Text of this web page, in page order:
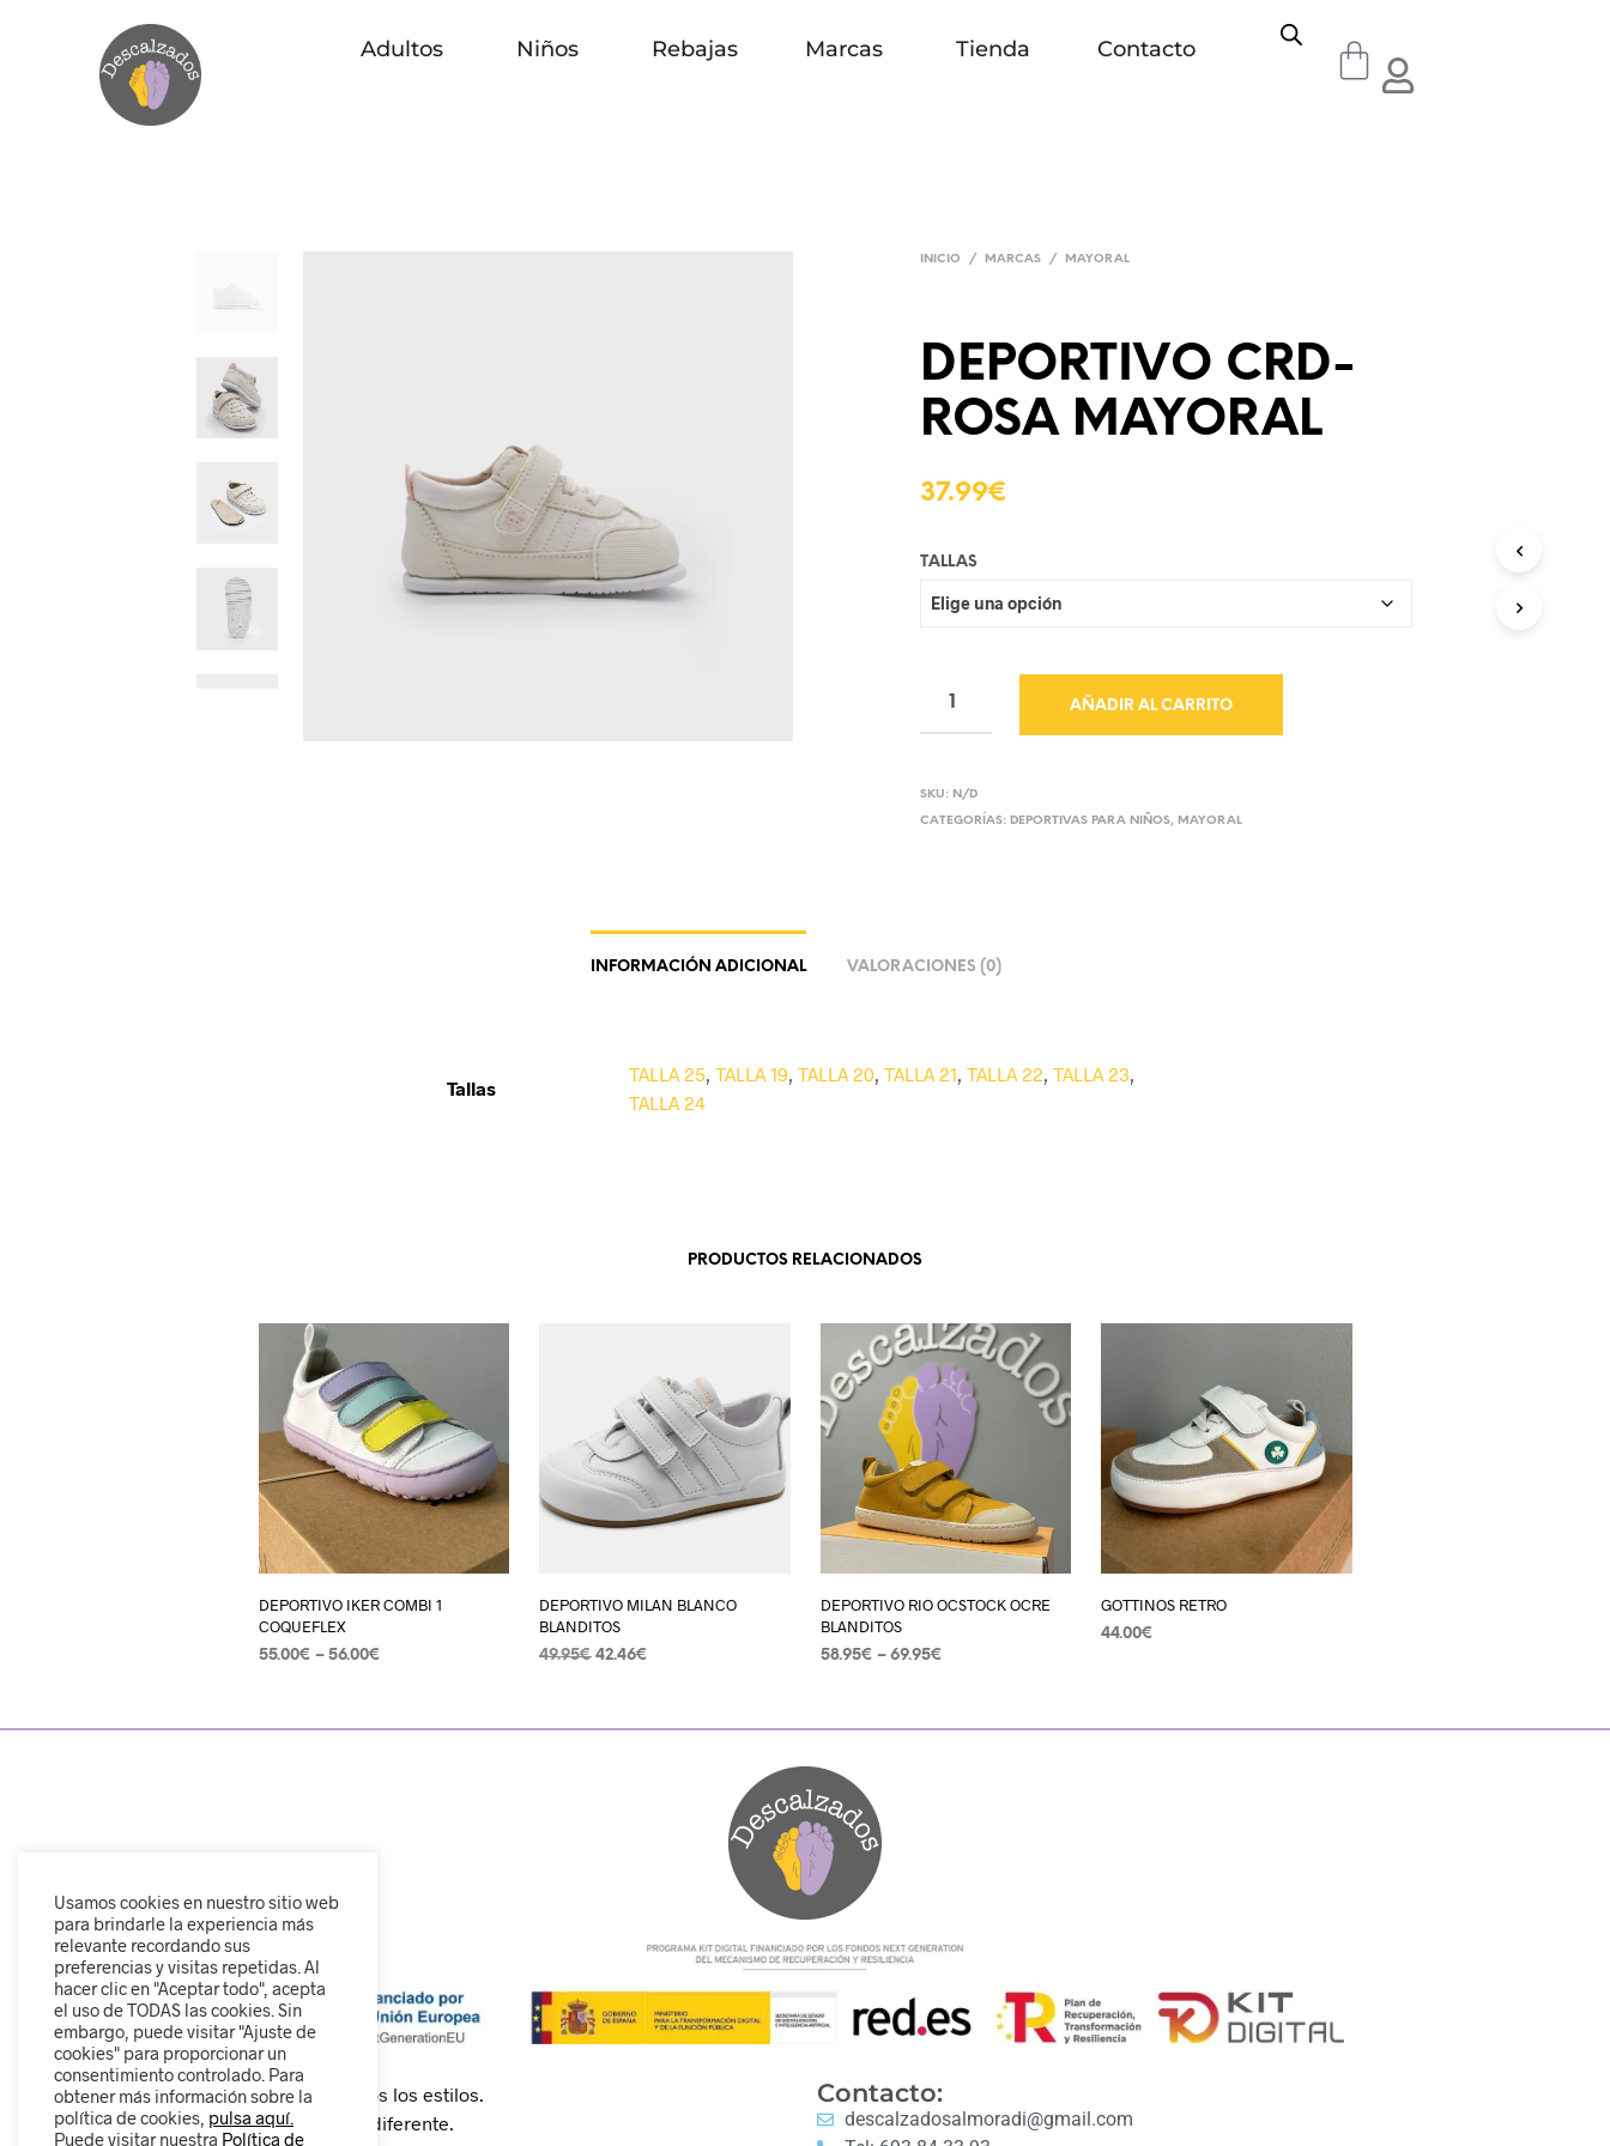
Adultos Niños Rebajas Marcas Tienda Contacto
INICIO / MARCAS / MAYORAL
DEPORTIVO CRD-
ROSA MAYORAL
37.99€
TALLAS
AÑADIR AL CARRITO
SKU: N/D
CATEGORÍAS: DEPORTIVAS PARA NIÑOS, MAYORAL
INFORMACIÓN ADICIONAL VALORACIONES (0)
Tallas
TALLA 25 TALLA 19 TALLA 20 TALLA 21 TALLA 22 TALLA 23
TALLA 24
PRODUCTOS RELACIONADOS
DEPORTIVO IKER COMBI 1
COQUEFLEX
55.00€ – 56.00€
DEPORTIVO MILAN BLANCO
BLANDITOS
49.95€ 42.46€
DEPORTIVO RIO OCSTOCK OCRE
BLANDITOS
58.95€ – 69.95€
GOTTINOS RETRO
44.00€
Calzado cómodo, moderno y para todos los estilos.
Descubre nuestra colección y camina diferente.
Contacto:
descalzadosalmoradi@gmail.com
Usamos cookies en nuestro sitio web
para brindarle la experiencia más
relevante recordando sus
preferencias y visitas repetidas. Al
hacer clic en "Aceptar todo", acepta
el uso de TODAS las cookies. Sin
embargo, puede visitar "Ajuste de
cookies" para proporcionar un
consentimiento controlado. Para
obtener más información sobre la
política de cookies, pulsa aquí.
Puede visitar nuestra Política de